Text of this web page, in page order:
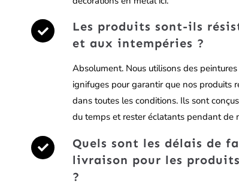
décorations en métal ici.
Les produits sont-ils
et aux intempéries ?
Absolument. Nous utilisons des
ignifuges pour garantir que nos produits
dans toutes les conditions. Ils sont
du temps et rester éclatants pendant de
Quels sont les délais de
livraison pour les
?